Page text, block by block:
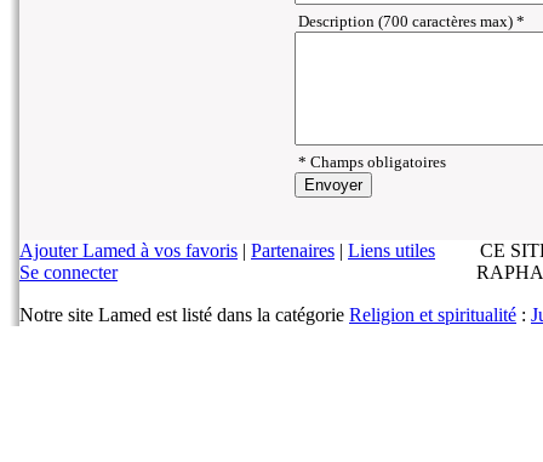
Description (700 caractères max) *
* Champs obligatoires
Ajouter Lamed à vos favoris | Partenaires | Liens utiles
Se connecter
CE
Notre site Lamed est listé dans la catégorie Religion et spiritualité :